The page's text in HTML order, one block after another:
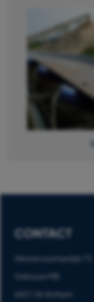
CONTACT
Westervoortsedijk 73
Gebouw MB
6827 AV Arnhem